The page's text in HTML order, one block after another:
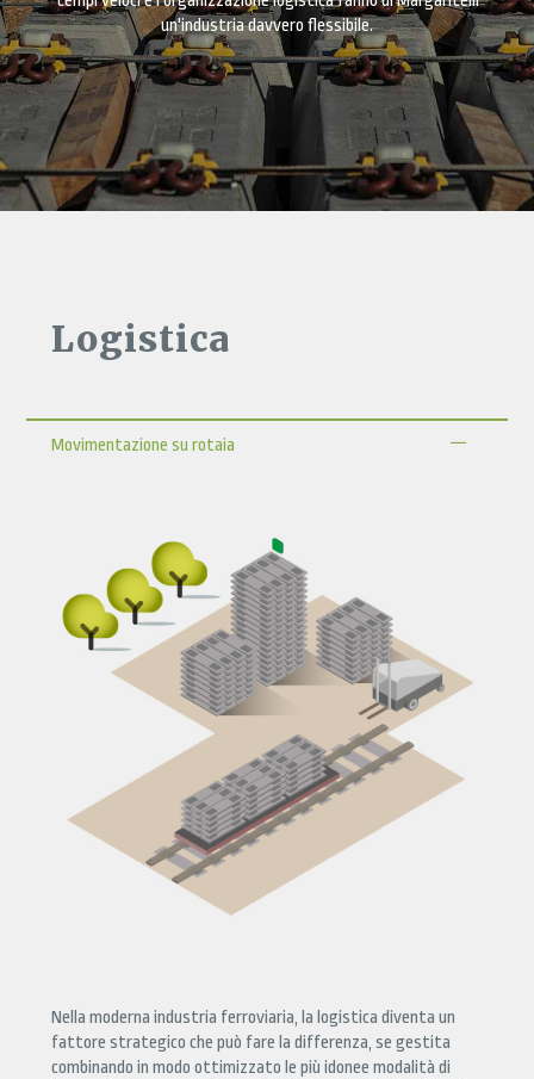
un'industria davvero flessibile.
Logistica
Movimentazione su rotaia
Nella moderna industria ferroviaria, la logistica diventa un
fattore strategico che può fare la differenza, se gestita
combinando in modo ottimizzato le più idonee modalità di